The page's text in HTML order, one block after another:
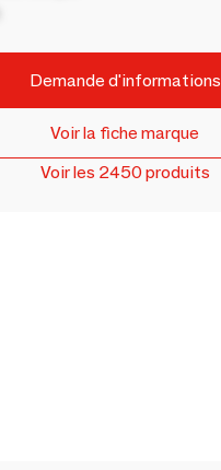
Demande d'informations
Voir la fiche marque
Voir les 2450 produits